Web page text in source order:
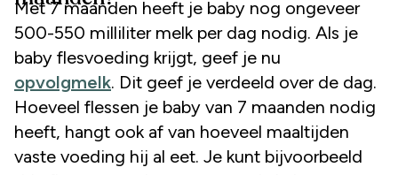
Met 7 maanden heeft je baby nog ongeveer
500-550 milliliter melk per dag nodig. Als je
baby flesvoeding krijgt, geef je nu
opvolgmelk. Dit geef je verdeeld over de dag.
Hoeveel flessen je baby van 7 maanden nodig
heeft, hangt ook af van hoeveel maaltijden
vaste voeding hij al eet. Je kunt bijvoorbeeld